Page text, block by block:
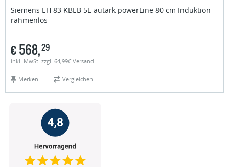
Siemens EH 83 KBEB 5E autark powerLine 80 cm Induktion
rahmenlos
€568,29
inkl. MwSt. zzgl. 64,99€ Versand
Merken Vergleichen